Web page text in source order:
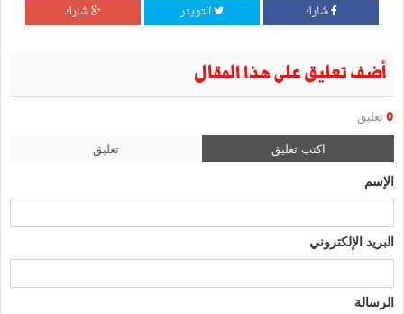
شارك التويتر شارك
أضف تعليق على هذا المقال
0 تعليق
اكتب تعليق تعليق
الإسم
البريد الإلكتروني
الرسالة